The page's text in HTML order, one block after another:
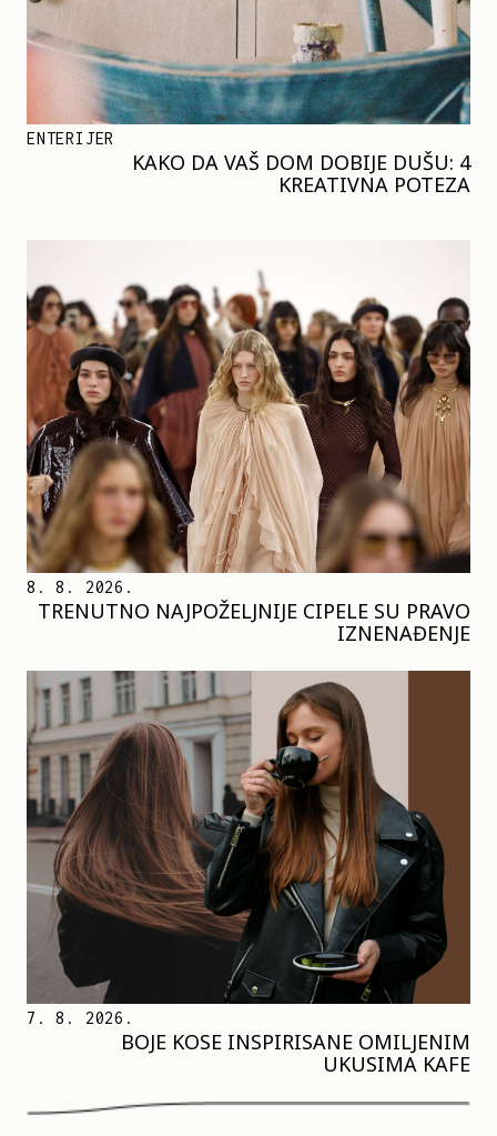
ENTERIJER
KAKO DA VAŠ DOM DOBIJE DUŠU: 4
KREATIVNA POTEZA
8. 8. 2026.
TRENUTNO NAJPOŽELJNIJE CIPELE SU PRAVO
IZNENAĐENJE
7. 8. 2026.
BOJE KOSE INSPIRISANE OMILJENIM
UKUSIMA KAFE